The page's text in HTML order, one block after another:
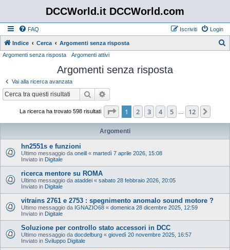
DCCWorld.it DCCWorld.com
FAQ Login
Iscriviti
Indice Cerca Argomenti senza risposta
Argomenti senza risposta Argomenti attivi
Argomenti senza risposta
Vai alla ricerca avanzata
Cerca
La ricerca ha trovato 598 risultati Pagina di 12
1 2 3 4 5 12
Argomenti
hn2551s e funzioni
Ultimo messaggio da oneill « martedì 7 aprile 2026, 15:08
Inviato in Digitale
ricerca mentore su ROMA
Ultimo messaggio da ataddei « sabato 28 febbraio 2026, 20:05
Inviato in Digitale
vitrains 2761 e 2753 : spegnimento anomalo sound motore ?
Ultimo messaggio da IGNAZIO68 « domenica 28 dicembre 2025, 12:59
Inviato in Digitale
Soluzione per controllo stato accessori in DCC
Ultimo messaggio da docdelburg « giovedì 20 novembre 2025, 16:57
Inviato in Sviluppo Digitale